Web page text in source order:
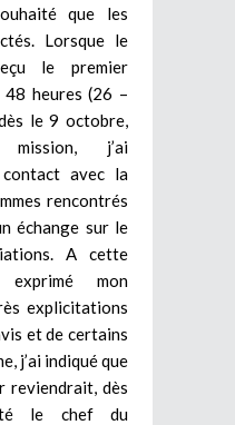
que les
Lorsque le
le premier
heures (26 –
le 9 octobre,
j’ai
contact avec la
rencontrés
échange sur le
A cette
exprimé mon
explicitations
et de certains
j’ai indiqué que
reviendrait, dès
le chef du